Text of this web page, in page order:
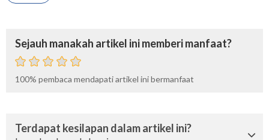
Sejauh manakah artikel ini memberi manfaat?
100% pembaca mendapati artikel ini bermanfaat
Terdapat kesilapan dalam artikel ini?